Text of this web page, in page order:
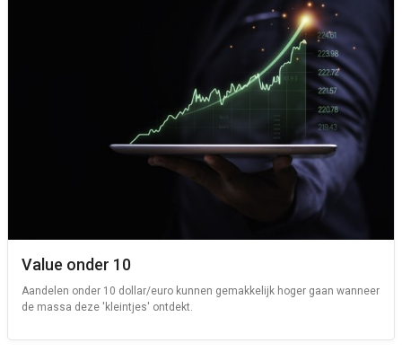
Value onder 10
Aandelen onder 10 dollar/euro kunnen gemakkelijk hoger gaan wanneer
de massa deze 'kleintjes' ontdekt.